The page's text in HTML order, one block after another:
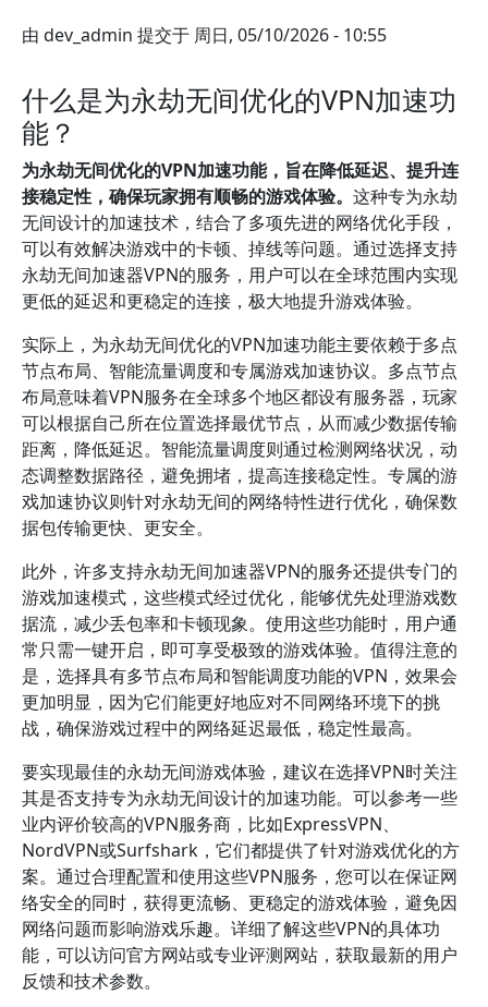
由 dev_admin 提交于 周日, 05/10/2026 - 10:55
什么是为永劫无间优化的VPN加速功
能？
为永劫无间优化的VPN加速功能，旨在降低延迟、提升连
接稳定性，确保玩家拥有顺畅的游戏体验。 这种专为永劫
无间设计的加速技术，结合了多项先进的网络优化手段，
可以有效解决游戏中的卡顿、掉线等问题。通过选择支持
永劫无间加速器VPN的服务，用户可以在全球范围内实现
更低的延迟和更稳定的连接，极大地提升游戏体验。
实际上，为永劫无间优化的VPN加速功能主要依赖于多点
节点布局、智能流量调度和专属游戏加速协议。多点节点
布局意味着VPN服务在全球多个地区都设有服务器，玩家
可以根据自己所在位置选择最优节点，从而减少数据传输
距离，降低延迟。智能流量调度则通过检测网络状况，动
态调整数据路径，避免拥堵，提高连接稳定性。专属的游
戏加速协议则针对永劫无间的网络特性进行优化，确保数
据包传输更快、更安全。
此外，许多支持永劫无间加速器VPN的服务还提供专门的
游戏加速模式，这些模式经过优化，能够优先处理游戏数
据流，减少丢包率和卡顿现象。使用这些功能时，用户通
常只需一键开启，即可享受极致的游戏体验。值得注意的
是，选择具有多节点布局和智能调度功能的VPN，效果会
更加明显，因为它们能更好地应对不同网络环境下的挑
战，确保游戏过程中的网络延迟最低，稳定性最高。
要实现最佳的永劫无间游戏体验，建议在选择VPN时关注
其是否支持专为永劫无间设计的加速功能。可以参考一些
业内评价较高的VPN服务商，比如ExpressVPN、
NordVPN或Surfshark，它们都提供了针对游戏优化的方
案。通过合理配置和使用这些VPN服务，您可以在保证网
络安全的同时，获得更流畅、更稳定的游戏体验，避免因
网络问题而影响游戏乐趣。详细了解这些VPN的具体功
能，可以访问官方网站或专业评测网站，获取最新的用户
反馈和技术参数。